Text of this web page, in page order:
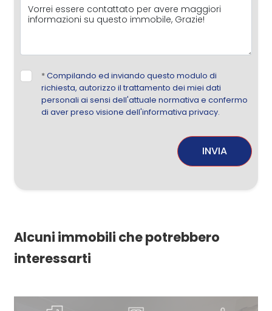
*Compilando ed inviando questo modulo di
richiesta, autorizzo il trattamento dei miei dati
personali ai sensi dell'attuale normativa e confermo
di aver preso visione dell'informativa privacy.
INVIA
Alcuni immobili che potrebbero
interessarti